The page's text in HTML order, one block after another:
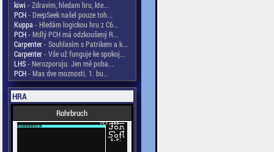
kiwi - Zdravim, hledam hru, kte...
PCH- DeepSeek našel pouze toh...
Kuppa - Hledám logickou hru z C6...
PCH- Mdlý PCH má odzkoušený R...
Carpenter- Souhlasím s Patrikem a k...
Carpenter- Vše už funguje ke spokoj...
LHS- Nerozporuju. Jen mě poba...
PCH- Mas dve moznosti. 1. bu...
HRA
Rohrbruch